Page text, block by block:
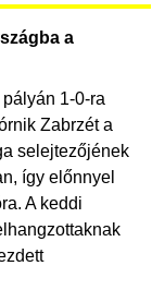
a
1-0-ra
Zabrzét a
selejtezőjének
így előnnyel
A keddi